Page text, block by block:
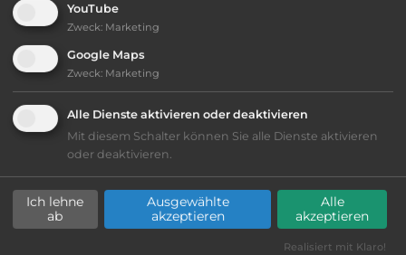
Ausstattung :
Lage: schön
Geräuschkulisse: überwiegend ruhig
YouTube
Zweck: Marketing
Google Maps
Zweck: Marketing
Alle Dienste aktivieren oder deaktivieren
Mit diesem Schalter können Sie alle Dienste aktivieren
oder deaktivieren.
Ich lehne
ab
Ausgewählte
akzeptieren
Alle
akzeptieren
Realisiert mit Klaro!